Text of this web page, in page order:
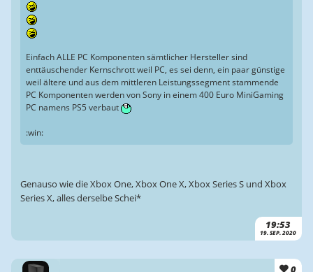
19:53
19. SEP. 2020
Einfach ALLE PC Komponenten sämtlicher Hersteller sind
enttäuschender Kernschrott weil PC, es sei denn, ein paar günstige
weil ältere und aus dem mittleren Leistungssegment stammende
PC Komponenten werden von Sony in einem 400 Euro MiniGaming
PC namens PS5 verbaut
:win:
Genauso wie die Xbox One, Xbox One X, Xbox Series S und Xbox
Series X, alles derselbe Schei*
0